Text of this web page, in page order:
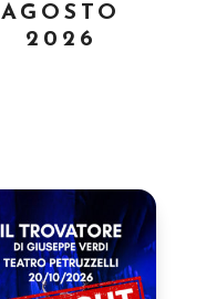
AGOSTO
2026